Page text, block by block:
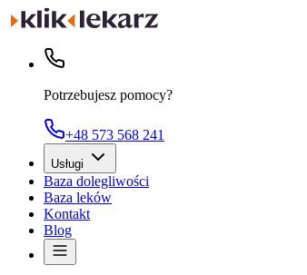
Potrzebujesz pomocy?
+48 573 568 241
Usługi
Baza dolegliwości
Baza leków
Kontakt
Blog